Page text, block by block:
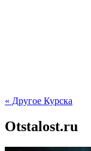
« Другое Курска
Otstalost.ru